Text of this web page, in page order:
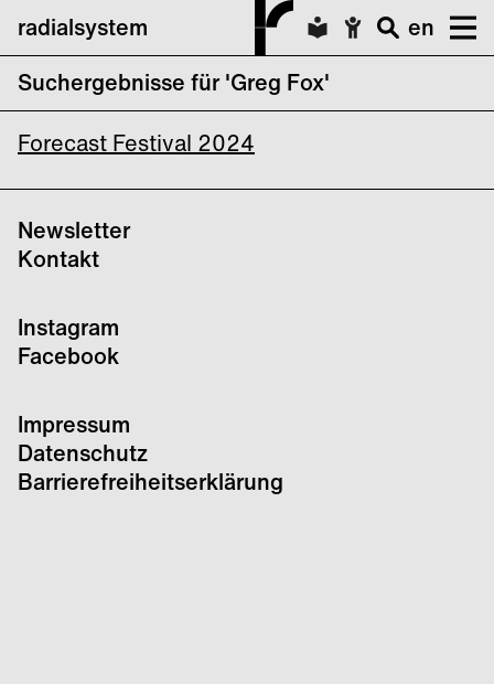
radialsystem
en
Suchergebnisse für 'Greg Fox'
Forecast Forum 2023
Forecast Festival 2024
Newsletter
Kontakt
Instagram
Facebook
Impressum
Datenschutz
Barrierefreiheitserklärung